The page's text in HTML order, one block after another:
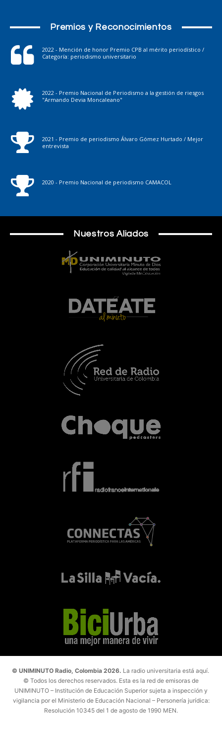
Premios y Reconocimientos
2022 - Mención de honor Premio CPB al mérito periodístico /
Categoría: periodismo universitario
2022 - Premio Nacional de Periodismo a la gestión de riesgos
"Armando Devia Moncaleano"
2021 - Premio de periodismo Álvaro Gómez Hurtado / Mejor
entrevista
2020 - Premio Nacional de periodismo CAMACOL
Nuestros Aliados
© UNIMINUTO Radio, Colombia 2026. La radio universitaria está aquí.
© Todos los derechos reservados. Esta es la red de emisoras de
UNIMINUTO – Institución de Educación Superior sujeta a inspección y
vigilancia por el Ministerio de Educación Nacional – Personería jurídica:
Resolución 10345 del 1 de agosto de 1990 MEN.